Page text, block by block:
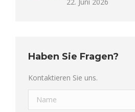
Haben Sie Fragen?
Kontaktieren Sie uns.
Name